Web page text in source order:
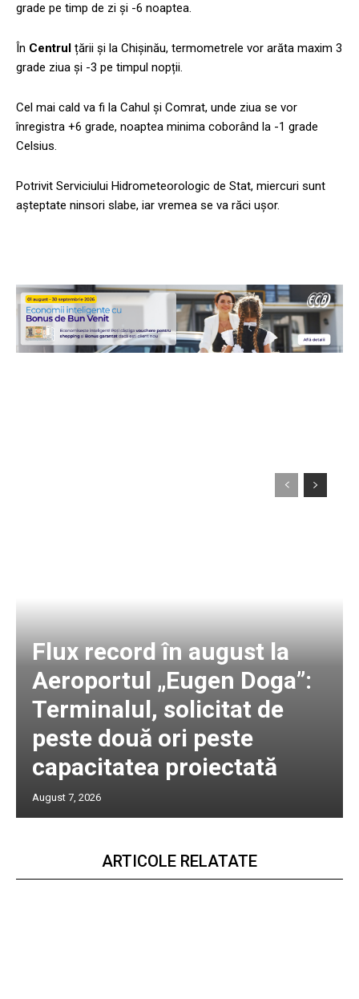
grade pe timp de zi și -6 noaptea.
În Centrul țării și la Chișinău, termometrele vor arăta maxim 3
grade ziua și -3 pe timpul nopții.
Cel mai cald va fi la Cahul și Comrat, unde ziua se vor
înregistra +6 grade, noaptea minima coborând la -1 grade
Celsius.
Potrivit Serviciului Hidrometeorologic de Stat, miercuri sunt
așteptate ninsori slabe, iar vremea se va răci ușor.
Flux record în august la
Aeroportul „Eugen Doga”:
Terminalul, solicitat de
peste două ori peste
capacitatea proiectată
August 7, 2026
ARTICOLE RELATATE